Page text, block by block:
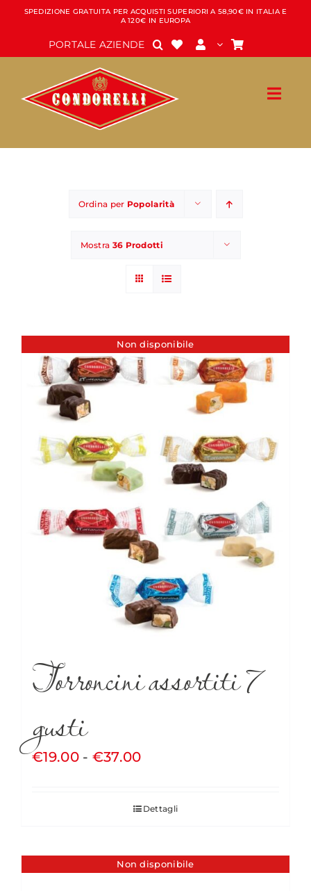
Salta
contenuto
SPEDIZIONE GRATUITA PER ACQUISTI SUPERIORI A 58,90€ IN ITALIA E
A 120€ IN EUROPA
PORTALE AZIENDE
Ordina per Popolarità
Mostra 36 Prodotti
Non disponibile
Torroncini assortiti 7
gusti
€19.00 - €37.00Fascia
da
€37.00
Dettagli
Non disponibile